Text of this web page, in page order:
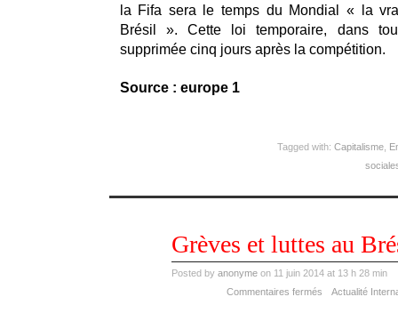
la Fifa sera le temps du Mondial « la
Brésil ». Cette loi temporaire, dans
supprimée cinq jours après la compétition.
Source : europe 1
Tagged with: Capitalisme,
Grèves et luttes au
Posted by anonymeon 11 juin 2014 at 13 h 28 min
Actualité
Commentaires fermés